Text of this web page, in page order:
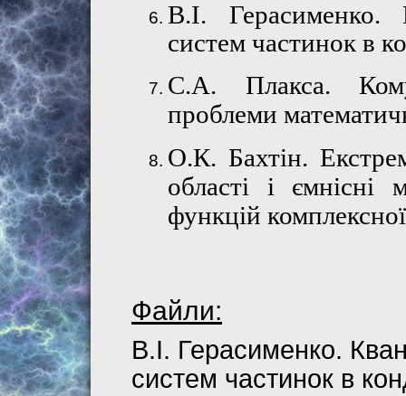
В.І. Герасименко.
систем частинок в
С.А. Плакса.
проблеми
О.К. Бахтін.
області і ємнісні
функцій
Файли:
В.І. Герасименко.
систем частинок в